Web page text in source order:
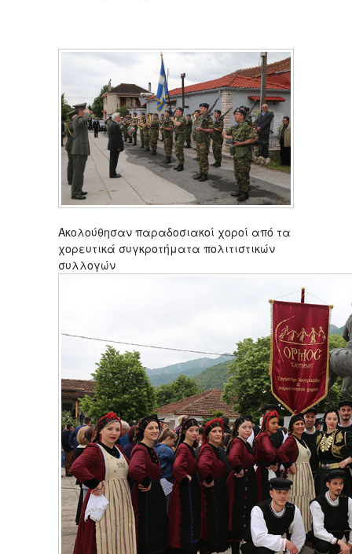
Ακολούθησαν παραδοσιακοί χοροί από τα
χορευτικά συγκροτήματα πολιτιστικών
συλλογών